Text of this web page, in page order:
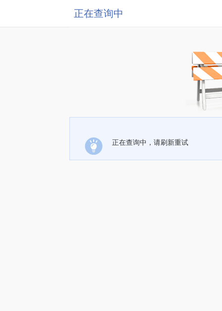
正在查询中
正在查询中，请刷新重试